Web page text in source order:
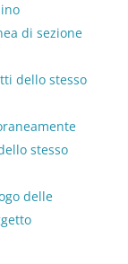
di sezione
dello stesso
stesso
delle